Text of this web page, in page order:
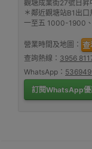
觀塘成業街27號日
＊鄰近觀塘站B1出
一至五 1000-1900
營業時間及地圖： 查
查詢熱線： 3956
WhatsApp：
訂閱WhatsApp優